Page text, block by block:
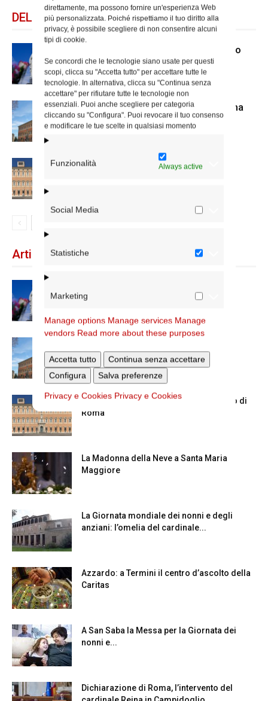
direttamente, ma possono fornire un'esperienza Web
più personalizzata. Poiché rispettiamo il tuo diritto alla
privacy, è possibile scegliere di non consentire alcuni
tipi di cookie.
Se concordi che le tecnologie siano usate per questi
scopi, clicca su "Accetta tutto" per accettare tutte le
tecnologie. In alternativa, clicca su "Continua senza
accettare" per rifiutare tutte le tecnologie non
essenziali. Puoi anche scegliere per categoria
cliccando su "Configura". Puoi revocare il tuo consenso
e modificare le tue scelte in qualsiasi momento
Funzionalità Always active
Social Media
Statistiche
Marketing
Manage options Manage services Manage
vendors Read more about these purposes
Accetta tutto
Continua senza accettare
Configura
Salva preferenze
Privacy e Cookies Privacy e Cookies
DELLO STESSO AUTORE
Dal 28 al 31 agosto il pellegrinaggio
diocesano a Lourdes
Nuove nomine nella diocesi di Roma
Chiusura estiva degli Uffici del
Articoli recenti
diocesano a Lourdes
Chiusura estiva degli Uffici del Vicariato di
Roma
La Madonna della Neve a Santa Maria
Maggiore
La Giornata mondiale dei nonni e degli
anziani: l’omelia del cardinale...
Azzardo: a Termini il centro d’ascolto della
Caritas
A San Saba la Messa per la Giornata dei
nonni e...
Dichiarazione di Roma, l’intervento del